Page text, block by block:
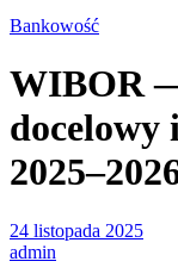
Bankowość
WIBOR
docelowy
24 listopada 2025
admin